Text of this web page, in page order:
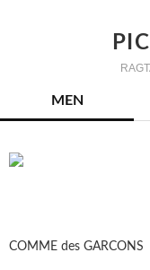
MEN
COMME des GARCONS